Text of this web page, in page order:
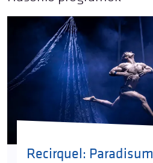
Recirquel: Paradisum